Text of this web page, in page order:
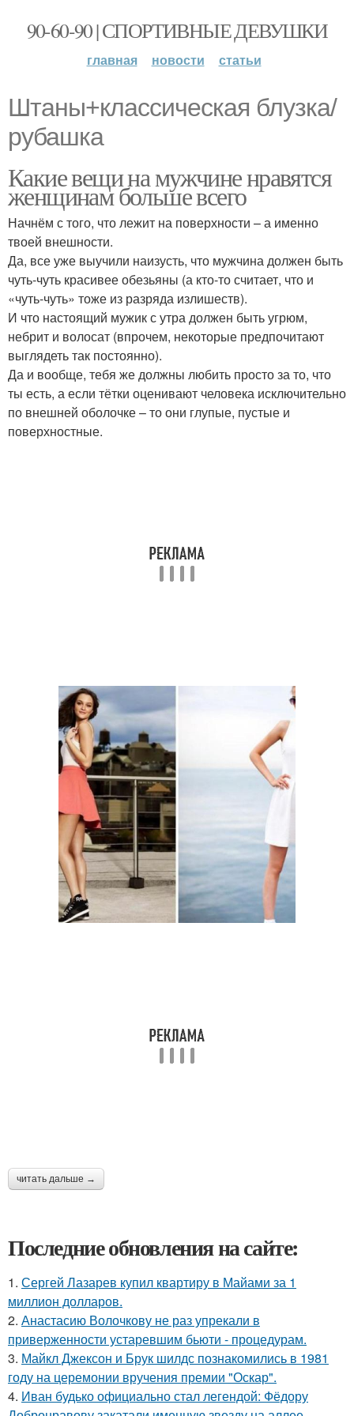
90-60-90 | СПОРТИВНЫЕ ДЕВУШКИ
главная новости статьи
Штаны+классическая блузка/
рубашка
Какие вещи на мужчине нравятся
женщинам больше всего
Начнём с того, что лежит на поверхности – а именно
твоей внешности.
Да, все уже выучили наизусть, что мужчина должен быть
чуть-чуть красивее обезьяны (а кто-то считает, что и
«чуть-чуть» тоже из разряда излишеств).
И что настоящий мужик с утра должен быть угрюм,
небрит и волосат (впрочем, некоторые предпочитают
выглядеть так постоянно).
Да и вообще, тебя же должны любить просто за то, что
ты есть, а если тётки оценивают человека исключительно
по внешней оболочке – то они глупые, пустые и
поверхностные.
читать дальше →
Последние обновления на сайте:
1. Сергей Лазарев купил квартиру в Майами за 1
миллион долларов.
2. Анастасию Волочкову не раз упрекали в
приверженности устаревшим бьюти - процедурам.
3. Майкл Джексон и Брук шилдс познакомились в 1981
году на церемонии вручения премии "Оскар".
4. Иван будько официально стал легендой: Фёдору